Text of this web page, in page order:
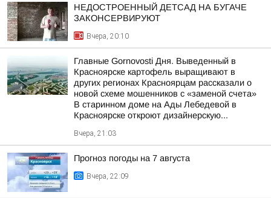
НЕДОСТРОЕННЫЙ ДЕТСАД НА БУГАЧЕ
ЗАКОНСЕРВИРУЮТ
Вчера, 20:10
Главные Gornovosti Дня. Выведенный в
Красноярске картофель выращивают в
других регионах Красноярцам рассказали о
новой схеме мошенников с «заменой счета»
В старинном доме на Ады Лебедевой в
Красноярске откроют дизайнерскую...
Вчера, 21:03
Прогноз погоды на 7 августа
Вчера, 22:09